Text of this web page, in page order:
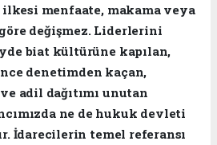
ilkesi menfaate, makama veya
değişmez. Liderlerini
biat kültürüne kapılan,
denetimden kaçan,
adil dağıtımı unutan
ne de hukuk devleti
İdarecilerin temel referansı